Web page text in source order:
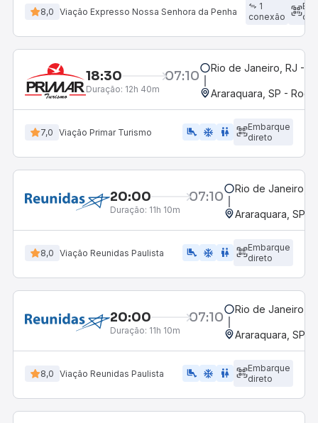
8,0 Viação Expresso Nossa Senhora da Penha
1
conexão
18:30 07:10
Duração: 12h 40m
Rio de Janeiro, RJ -
Araraquara, SP -
7,0 Viação Primar Turismo airline_seat_legroom_extra ac_unit WC
Embarque
direto
20:00 07:10
Duração: 11h 10m
Rio de Janeiro,
Araraquara, SP -
8,0 Viação Reunidas Paulista airline_seat_legroom_extra ac_unit WC
Embarque
direto
20:00 07:10
Duração: 11h 10m
Rio de Janeiro,
Araraquara, SP -
8,0 Viação Reunidas Paulista airline_seat_legroom_extra ac_unit wc
Embarque
direto